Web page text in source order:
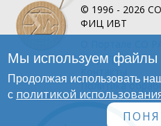
© 1996 - 2026
ФИЦ ИВТ
Инфографика
Политика
Мы используем файлы
Продолжая использовать
с политикой